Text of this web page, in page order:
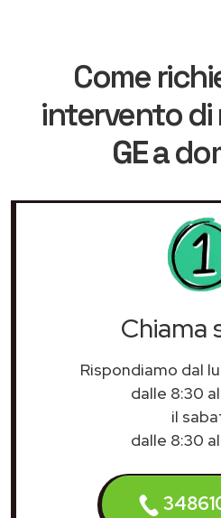
Come
intervento di
GEa
Chiama
Rispondiamo dal
dalle 8:30
il
dalle 8:30